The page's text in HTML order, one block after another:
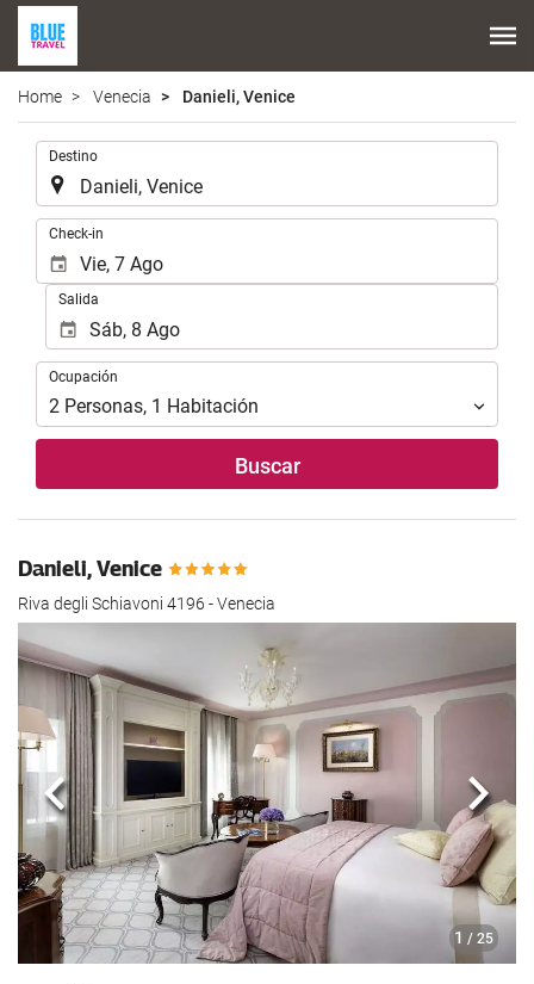
Home Venecia Danieli, Venice
Destino
Check-in
Salida
Ocupación
Ocupación
2 Personas, 1 Habitación
Buscar
Danieli, Venice
Riva degli Schiavoni 4196 - Venecia
1 / 25
Anterior